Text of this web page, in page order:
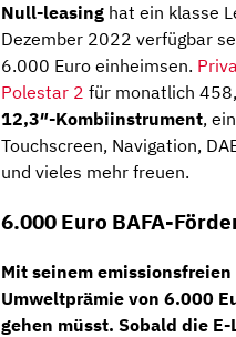
Null-leasing hat ein klasse
Dezember 2022 verfügbar
6.000 Euro einheimsen.
Polestar 2 für monatlich
12,3″-Kombiinstrument,
Touchscreen, Navigation,
und vieles mehr freuen.
6.000 Euro BAFA-
Mit seinem
Umweltprämie von 6.000
gehen müsst. Sobald die